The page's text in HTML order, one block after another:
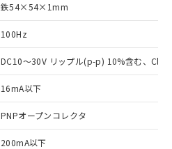
鉄54×54×1mm
100Hz
DC10～30V リップル(p-p) 10%含む、
16mA以下
PNPオープンコレクタ
200mA以下